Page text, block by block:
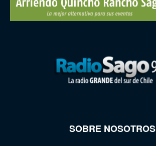
SOBRE NOSOTROS